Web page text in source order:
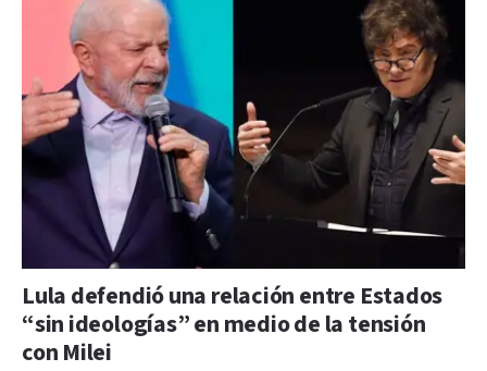
Lula defendió una relación entre Estados
“sin ideologías” en medio de la tensión
con Milei